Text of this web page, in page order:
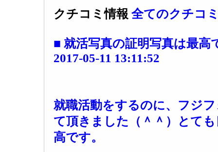
クチコミ情報 全てのクチコ
■ 就活写真の証明写真は最高
2017-05-11 13:11:52
就職活動をするのに、 フジ
て頂きました（＾＾）とて
高です。